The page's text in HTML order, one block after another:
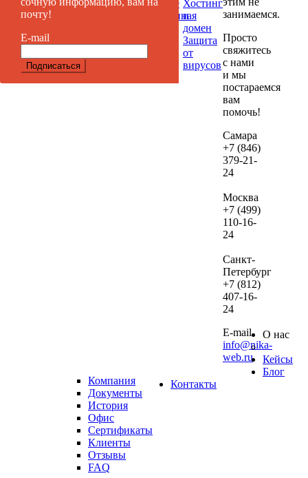
продвижение
Таргетированная
Хостинг
и
домен
Защита
от
вирусов
занимаемся.
Просто
свяжитесь
с нами
и мы
постараемся
вам
помочь!
Самара
+7 (846)
379-21-
24
Москва
+7 (499)
110-16-
24
Санкт-
Петербург
+7 (812)
407-16-
24
E-mail
info@nika-
web.ru
О нас
Компания
Документы
История
Офис
Сертификаты
Клиенты
Отзывы
FAQ
Кейсы
Блог
Контакты
почту!
E-mail